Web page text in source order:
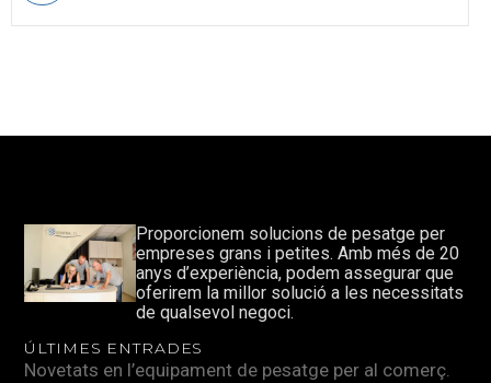
Proporcionem solucions de pesatge per
empreses grans i petites. Amb més de 20
anys d’experiència, podem assegurar que
oferirem la millor solució a les necessitats
de qualsevol negoci.
ÚLTIMES ENTRADES
Novetats en l’equipament de pesatge per al comerç.